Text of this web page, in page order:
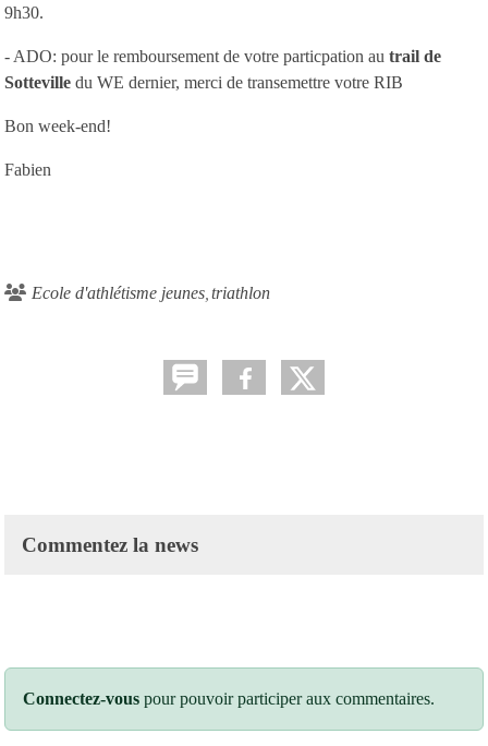
9h30.
- ADO: pour le remboursement de votre particpation au trail de
Sotteville du WE dernier, merci de transemettre votre RIB
Bon week-end!
Fabien
Ecole d'athlétisme jeunes triathlon
Commentez la news
Connectez-vous pour pouvoir participer aux commentaires.